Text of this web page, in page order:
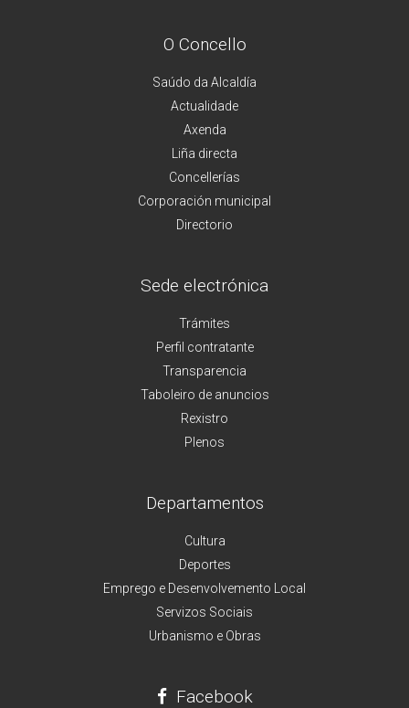
O Concello
Saúdo da Alcaldía
Actualidade
Axenda
Liña directa
Concellerías
Corporación municipal
Directorio
Sede electrónica
Trámites
Perfil contratante
Transparencia
Taboleiro de anuncios
Rexistro
Plenos
Departamentos
Cultura
Deportes
Emprego e Desenvolvemento Local
Servizos Sociais
Urbanismo e Obras
Facebook